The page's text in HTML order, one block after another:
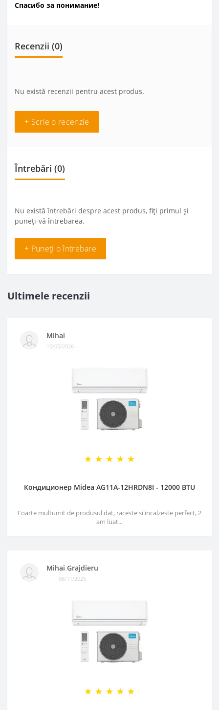
Спасибо за понимание!
Recenzii (0)
Nu există recenzii pentru acest produs.
+ Scrie o recenzie
Întrebări (0)
Nu există întrebări despre acest produs, fiți primul și
puneți-vă întrebarea.
+ Puneți o întrebare
Ultimele recenzii
Mihai
15/05/2026
Кондиционер Midea AG11A-12HRDN8I - 12000 BTU
Foarte multumit de produsul dat, raceste si incalzeste perfect, 2
am luat...
Mihai Grajdieru
06/11/2025